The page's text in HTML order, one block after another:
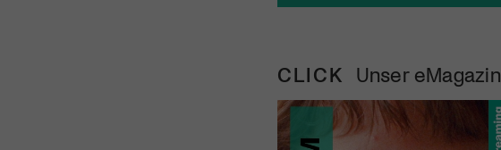
CLICK Unser eMagazin